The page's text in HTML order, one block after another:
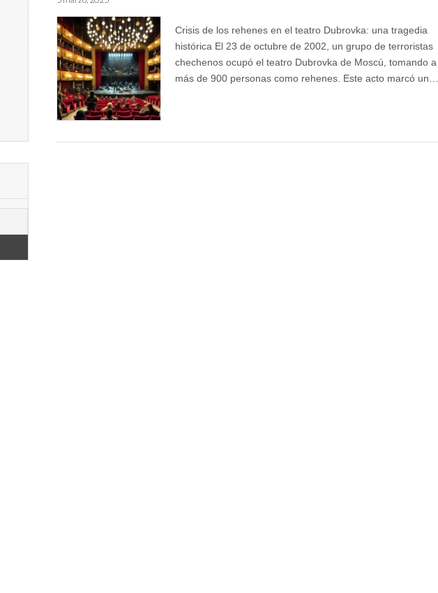
Crisis de los rehenes en el teatro Dubrovka: una tragedia
histórica El 23 de octubre de 2002, un grupo de terroristas
chechenos ocupó el teatro Dubrovka de Moscú, tomando a
más de 900 personas como rehenes. Este acto marcó un…